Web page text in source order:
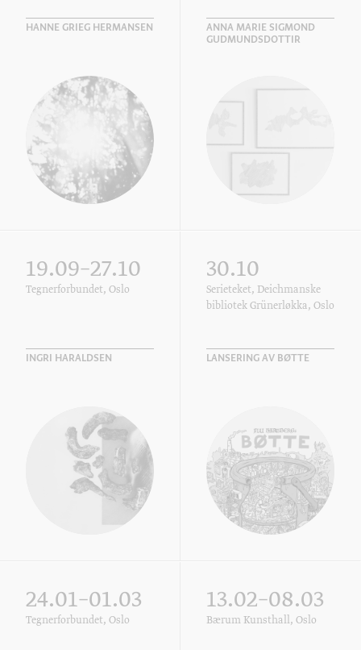
HANNE GRIEG HERMANSEN
ANNA MARIE SIGMOND
GUDMUNDSDOTTIR
19.09–27.10
Tegnerforbundet, Oslo
INGRI HARALDSEN
30.10
Serieteket, Deichmanske
bibliotek Grünerløkka, Oslo
LANSERING AV BØTTE
24.01–01.03
Tegnerforbundet, Oslo
13.02–08.03
Bærum Kunsthall, Oslo